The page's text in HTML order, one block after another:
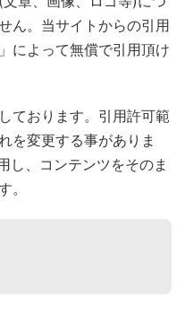
ん。当サイトからの引用
によって無償で引用頂け
ております。引用許可範
を変更する事がありま
し、コンテンツをそのま
。